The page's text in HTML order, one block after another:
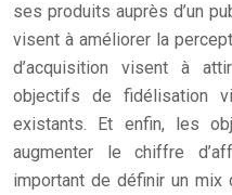
ses produits auprès d’un
visent à améliorer la
d’acquisition visent à
objectifs de fidélisation
existants. Et enfin, les
augmenter le chiffre
important de définir un mix